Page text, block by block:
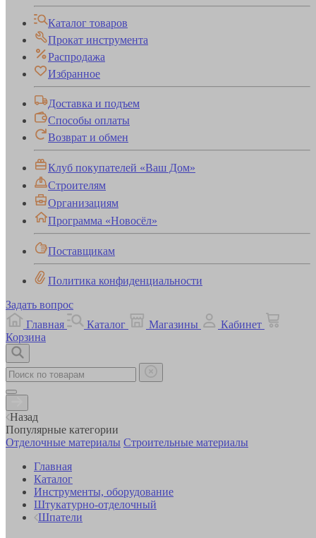
Каталог товаров
Прокат инструмента
Распродажа
Избранное
Доставка и подъем
Способы оплаты
Возврат и обмен
Клуб покупателей «Ваш Дом»
Строителям
Организациям
Программа «Новосёл»
Поставщикам
Политика конфиденциальности
Задать вопрос
Главная
Каталог Магазины
Кабинет
Корзина
Назад
Популярные категории
Отделочные материалы Строительные материалы
Главная
Каталог
Инструменты, оборудование
Штукатурно-отделочный
Шпатели